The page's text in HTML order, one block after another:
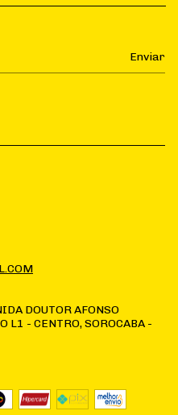
DOUTOR AFONSO
L1 - CENTRO, SOROCABA -